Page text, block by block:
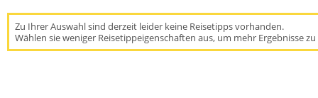
Zu Ihrer Auswahl sind derzeit leider keine Reisetipps vorhanden.
Wählen sie weniger Reisetippeigenschaften aus, um mehr Ergebnisse